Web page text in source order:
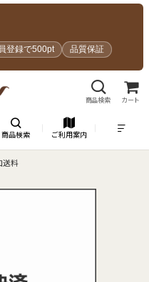
登録で500pt 品質保証
商品検索 カート
商品検索 ご利用案内
送料